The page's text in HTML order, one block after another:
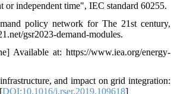
independent time", IEC standard 60255.
policy network for The 21st century,
gsr2023-demand-modules.
Available at: https://www.iea.org/energy-
and impact on grid integration:
DOI:10.1016/j.rser.2019.109618]